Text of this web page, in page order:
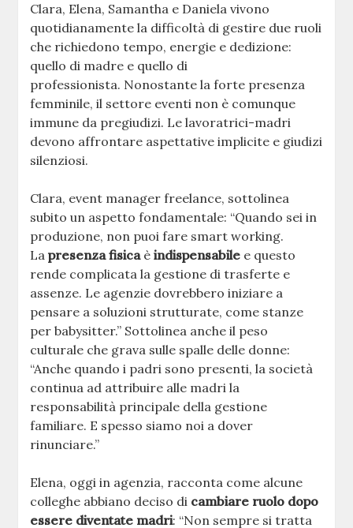
Clara, Elena, Samantha e Daniela vivono
quotidianamente la difficoltà di gestire due ruoli
che richiedono tempo, energie e dedizione:
quello di madre e quello di
professionista. Nonostante la forte presenza
femminile, il settore eventi non è comunque
immune da pregiudizi. Le lavoratrici-madri
devono affrontare aspettative implicite e giudizi
silenziosi.
Clara, event manager freelance, sottolinea
subito un aspetto fondamentale: “Quando sei in
produzione, non puoi fare smart working.
Lapresenza fisicaèindispensabile e questo
rende complicata la gestione di trasferte e
assenze. Le agenzie dovrebbero iniziare a
pensare a soluzioni strutturate, come stanze
per babysitter.” Sottolinea anche il peso
culturale che grava sulle spalle delle donne:
“Anche quando i padri sono presenti, la società
continua ad attribuire alle madri la
responsabilità principale della gestione
familiare. E spesso siamo noi a dover
rinunciare.”
Elena, oggi in agenzia, racconta come alcune
colleghe abbiano deciso di cambiare ruolo dopo
essere diventate madri: “Non sempre si tratta